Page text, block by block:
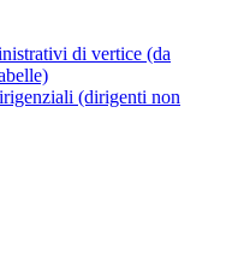
di vertice (da
(dirigenti non